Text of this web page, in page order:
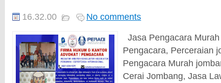
16.32.00
No comments
Jasa Pengacara
Pengacara, Perceraian
Pengacara Murah
Cerai Jombang, Jasa